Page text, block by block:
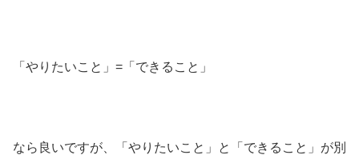
「やりたいこと」=「できること」
なら良いですが、「やりたいこと」と「できること」が別